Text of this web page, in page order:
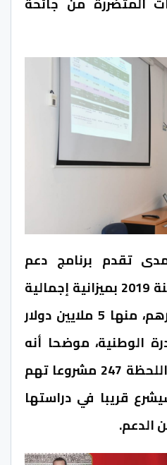
تقدم برنامج دعم
الشباب الذي أطلق سنة 2019 بميزانية إجمالية
تصل إلى 30 مليون درهم، منها 5 ملايين دولار
الوطنية، موضحا أنه
تم استقبال إلى غاية اللحظة 247 مشروعا تهم
قريبا في دراستها
الدعم.